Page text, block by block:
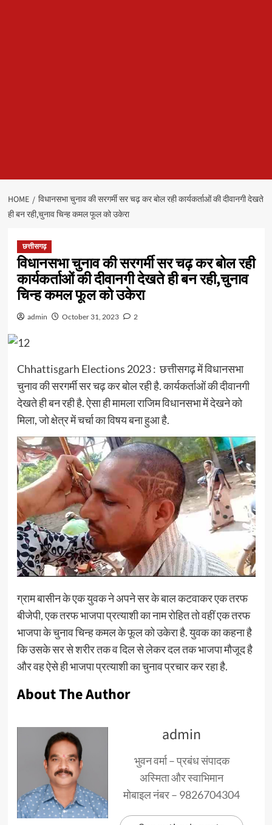
HOME
विधानसभा चुनाव की सरगर्मी सर चढ़ कर बोल रही कार्यकर्ताओं की दीवानगी देखते
ही बन रही,चुनाव चिन्ह कमल फूल को उकेरा
छत्तीसगढ़
विधानसभा चुनाव की सरगर्मी सर चढ़ कर बोल रही
कार्यकर्ताओं की दीवानगी देखते ही बन रही,चुनाव
चिन्ह कमल फूल को उकेरा
admin October 31, 2023 2
Chhattisgarh Elections 2023 : छत्तीसगढ़ में विधानसभा
चुनाव की सरगर्मी सर चढ़ कर बोल रही है. कार्यकर्ताओं की दीवानगी
देखते ही बन रही है. ऐसा ही मामला राजिम विधानसभा में देखने को
मिला, जो क्षेत्र में चर्चा का विषय बना हुआ है.
ग्राम बासीन के एक युवक ने अपने सर के बाल कटवाकर एक तरफ
बीजेपी, एक तरफ भाजपा प्रत्याशी का नाम रोहित तो वहीं एक तरफ
भाजपा के चुनाव चिन्ह कमल के फूल को उकेरा है. युवक का कहना है
कि उसके सर से शरीर तक व दिल से लेकर दल तक भाजपा मौजूद है
और वह ऐसे ही भाजपा प्रत्याशी का चुनाव प्रचार कर रहा है.
About The Author
admin
भुवन वर्मा – प्रबंध संपादक
अस्मिता और स्वाभिमान
मोबाइल नंबर – 9826704304